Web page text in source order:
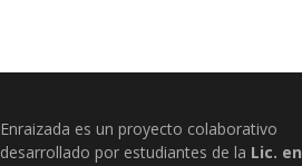
Enraizada es un proyecto colaborativo
desarrollado por estudiantes de la Lic. en